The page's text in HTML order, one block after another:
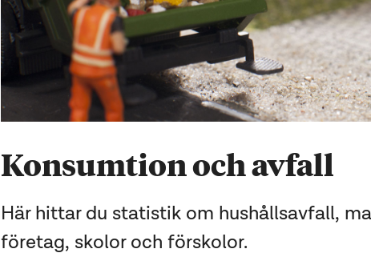
Konsumtion och avfall
Här hittar du statistik om hushållsavfall,
företag, skolor och förskolor.